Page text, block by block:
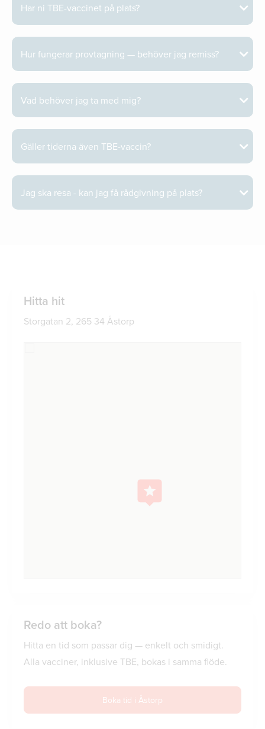
Har ni TBE-vaccinet på plats?
Hur fungerar provtagning — behöver jag remiss?
Vad behöver jag ta med mig?
Gäller tiderna även TBE-vaccin?
Jag ska resa - kan jag få rådgivning på plats?
Hitta hit
Storgatan 2, 265 34 Åstorp
Redo att boka?
Hitta en tid som passar dig — enkelt och smidigt.
Alla vacciner, inklusive TBE, bokas i samma flöde.
Boka tid i Åstorp